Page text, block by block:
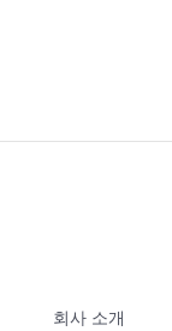
회사 소개